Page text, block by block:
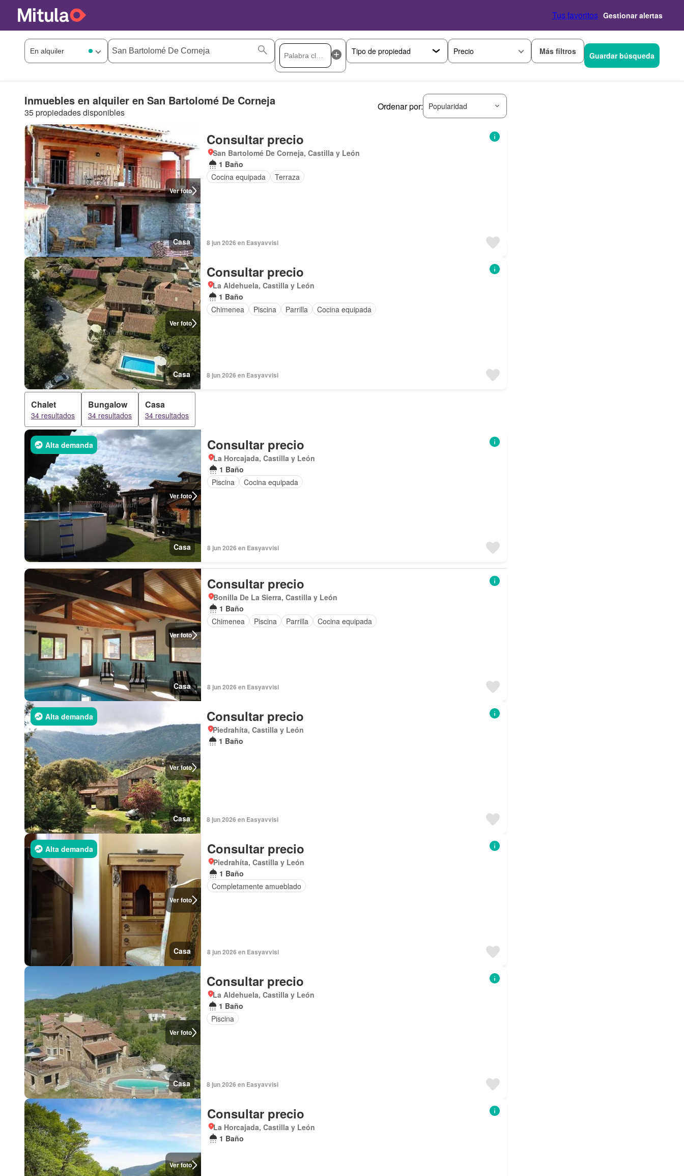
Tus favoritos Gestionar alertas
Precio Más filtros Guardar búsqueda
Inmuebles en alquiler en San Bartolomé De Corneja
35 propiedades disponibles
Ordenar por: Popularidad
Ver foto
Casa
Consultar precio
San Bartolomé De Corneja, Castilla y León
1 Baño
Cocina equipada
Terraza
8 jun 2026 en Easyavvisi
Ver foto
Casa
Consultar precio
La Aldehuela, Castilla y León
1 Baño
Chimenea
Piscina Parrilla Cocina equipada
8 jun 2026 en Easyavvisi
Chalet
34 resultados
Bungalow
34 resultados
Casa
34 resultados
Ver foto
Alta demanda
Casa
Consultar precio
La Horcajada, Castilla y León
1 Baño
Piscina
Cocina equipada
8 jun 2026 en Easyavvisi
Ver foto
Casa
Consultar precio
Bonilla De La Sierra, Castilla y León
1 Baño
Chimenea
Piscina Parrilla Cocina equipada
8 jun 2026 en Easyavvisi
Ver foto
Alta demanda
Casa
Consultar precio
Piedrahíta, Castilla y León
1 Baño
8 jun 2026 en Easyavvisi
Ver foto
Alta demanda
Casa
Consultar precio
Piedrahíta, Castilla y León
1 Baño
Completamente amueblado
8 jun 2026 en Easyavvisi
Ver foto
Casa
Consultar precio
La Aldehuela, Castilla y León
1 Baño
Piscina
8 jun 2026 en Easyavvisi
Ver foto
Consultar precio
La Horcajada, Castilla y León
1 Baño